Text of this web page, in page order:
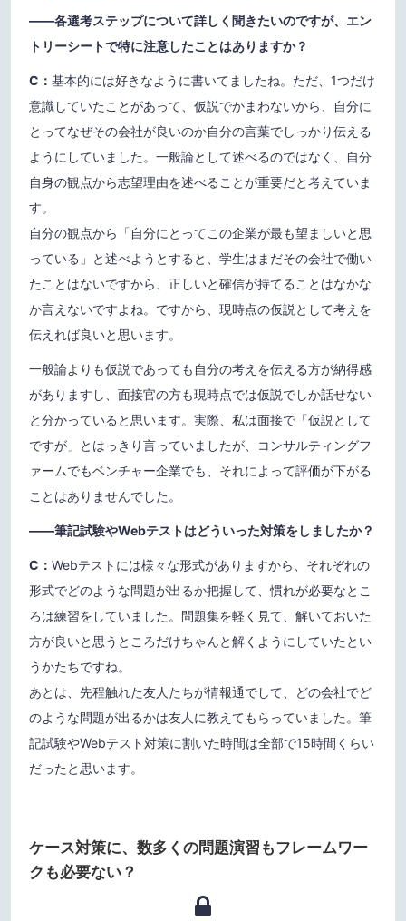
——各選考ステップについて詳しく聞きたいのですが、エン
トリーシートで特に注意したことはありますか？
C： 基本的には好きなように書いてましたね。ただ、1つだけ
意識していたことがあって、仮説でかまわないから、自分に
とってなぜその会社が良いのか自分の言葉でしっかり伝える
ようにしていました。一般論として述べるのではなく、自分
自身の観点から志望理由を述べることが重要だと考えていま
す。
自分の観点から「自分にとってこの企業が最も望ましいと思
っている」と述べようとすると、学生はまだその会社で働い
たことはないですから、正しいと確信が持てることはなかな
か言えないですよね。ですから、現時点の仮説として考えを
伝えれば良いと思います。
一般論よりも仮説であっても自分の考えを伝える方が納得感
がありますし、面接官の方も現時点では仮説でしか話せない
と分かっていると思います。実際、私は面接で「仮説として
ですが」とはっきり言っていましたが、コンサルティングフ
ァームでもベンチャー企業でも、それによって評価が下がる
ことはありませんでした。
——筆記試験やWebテストはどういった対策をしましたか？
C： Webテストには様々な形式がありますから、それぞれの
形式でどのような問題が出るか把握して、慣れが必要なとこ
ろは練習をしていました。問題集を軽く見て、解いておいた
方が良いと思うところだけちゃんと解くようにしていたとい
うかたちですね。
あとは、先程触れた友人たちが情報通でして、どの会社でど
のような問題が出るかは友人に教えてもらっていました。筆
記試験やWebテスト対策に割いた時間は全部で15時間くらい
だったと思います。
ケース対策に、数多くの問題演習もフレームワー
クも必要ない？